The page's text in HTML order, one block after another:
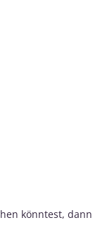
könntest, dann